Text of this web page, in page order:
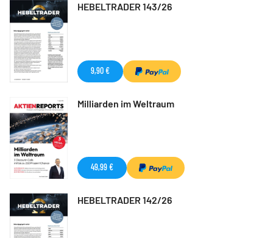
HEBELTRADER 143/26
9,90 €
Milliarden im Weltraum
49,99 €
HEBELTRADER 142/26